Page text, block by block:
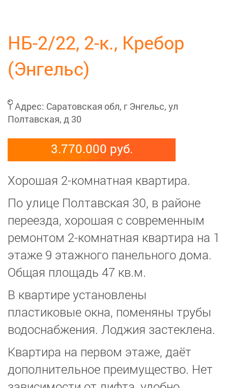
НБ-2/22, 2-к., Кребор
(Энгельс)
Адрес: Саратовская обл, г Энгельс, ул
Полтавская, д 30
3.770.000 руб.
Хорошая 2-комнатная квартира.
По улице Полтавская 30, в районе
переезда, хорошая с современным
ремонтом 2-комнатная квартира на 1
этаже 9 этажного панельного дома.
Общая площадь 47 кв.м.
В квартире установлены
пластиковые окна, поменяны трубы
водоснабжения. Лоджия застеклена.
Квартира на первом этаже, даёт
дополнительное преимущество. Нет